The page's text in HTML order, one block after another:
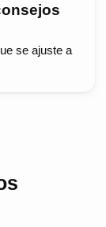
se ajuste a